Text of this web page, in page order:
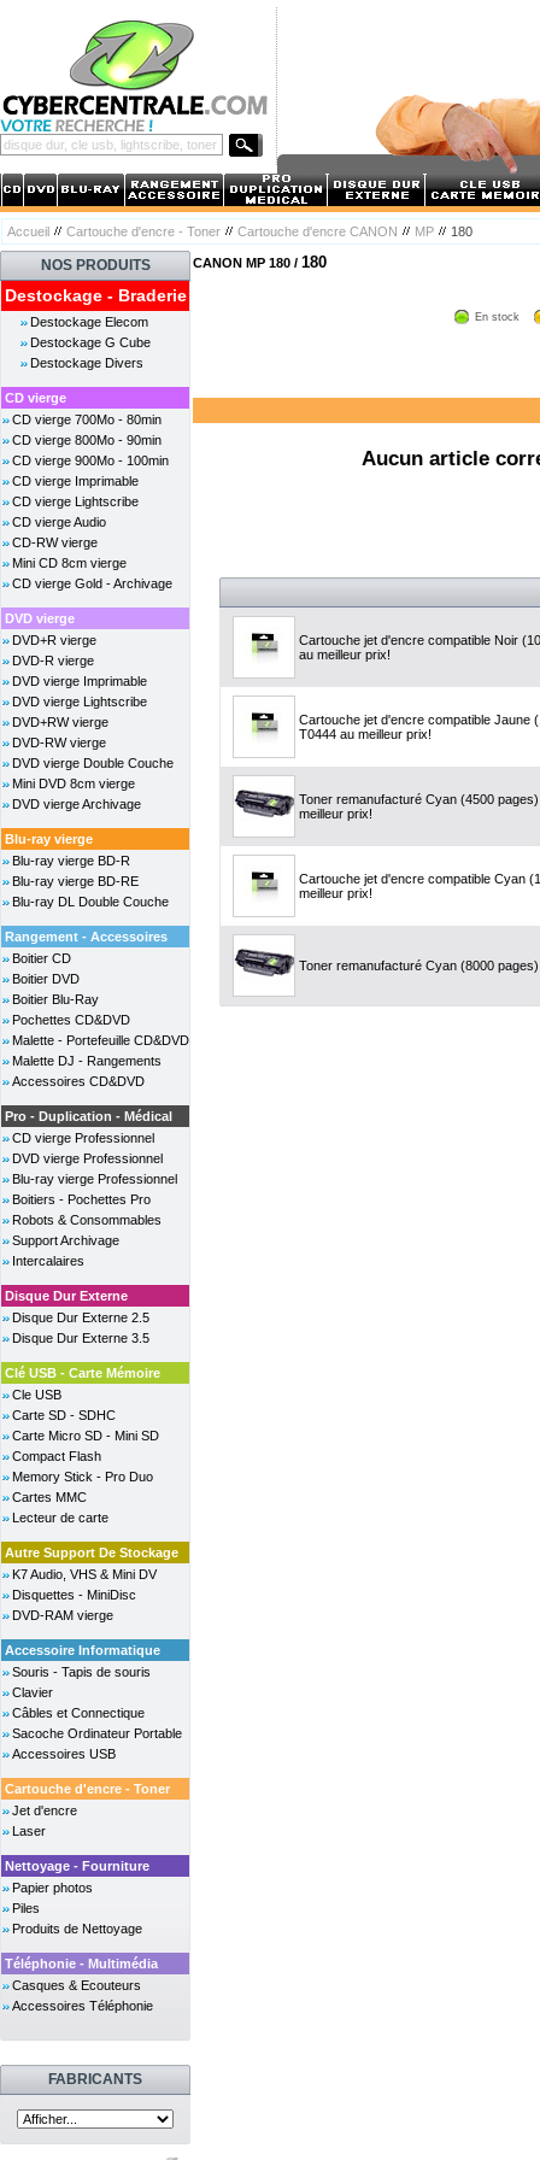
Accueil Cartouche d'encre - Toner Cartouche d'encre CANON MP 180
NOS PRODUITS
Destockage - Braderie
Destockage Elecom
Destockage G Cube
Destockage Divers
CD vierge
CD vierge 700Mo - 80min
CD vierge 800Mo - 90min
CD vierge 900Mo - 100min
CD vierge Imprimable
CD vierge Lightscribe
CD vierge Audio
CD-RW vierge
Mini CD 8cm vierge
CD vierge Gold - Archivage
DVD vierge
DVD+R vierge
DVD-R vierge
DVD vierge Imprimable
DVD vierge Lightscribe
DVD+RW vierge
DVD-RW vierge
DVD vierge Double Couche
Mini DVD 8cm vierge
DVD vierge Archivage
Blu-ray vierge
Blu-ray vierge BD-R
Blu-ray vierge BD-RE
Blu-ray DL Double Couche
Rangement - Accessoires
Boitier CD
Boitier DVD
Boitier Blu-Ray
Pochettes CD&DVD
Malette - Portefeuille CD&DVD
Malette DJ - Rangements
Accessoires CD&DVD
Pro - Duplication - Médical
CD vierge Professionnel
DVD vierge Professionnel
Blu-ray vierge Professionnel
Boitiers - Pochettes Pro
Robots & Consommables
Support Archivage
Intercalaires
Disque Dur Externe
Disque Dur Externe 2.5
Disque Dur Externe 3.5
Clé USB - Carte Mémoire
Cle USB
Carte SD - SDHC
Carte Micro SD - Mini SD
Compact Flash
Memory Stick - Pro Duo
Cartes MMC
Lecteur de carte
Autre Support De Stockage
K7 Audio, VHS & Mini DV
Disquettes - MiniDisc
DVD-RAM vierge
Accessoire Informatique
Souris - Tapis de souris
Clavier
Câbles et Connectique
Sacoche Ordinateur Portable
Accessoires USB
Cartouche d'encre - Toner
Jet d'encre
Laser
Nettoyage - Fourniture
Papier photos
Piles
Produits de Nettoyage
Téléphonie - Multimédia
Casques & Ecouteurs
Accessoires Téléphonie
FABRICANTS
CANON MP 180 / 180
En stock
Aucun article
Cartouche jet d'encre compatible Noir
au meilleur prix!
Cartouche jet d'encre compatible Jaune
T0444 au meilleur prix!
Toner remanufacturé Cyan (4500
meilleur prix!
Cartouche jet d'encre compatible Cyan
meilleur prix!
Toner remanufacturé Cyan (8000